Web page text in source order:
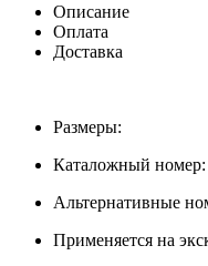
Описание
Оплата
Доставка
Размеры:
Каталожный номер:
Альтернативные
Применяется на